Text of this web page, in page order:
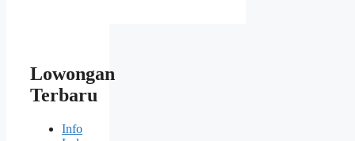
Lowongan
Terbaru
Info